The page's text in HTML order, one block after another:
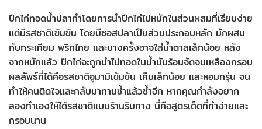
ปีกไก่ทอดน้ำปลาทำโดยการนำปีกไก่ไปหมักในส่วนผสมที่เรียบง่าย
แต่มีรสชาติเข้มข้น โดยมีซอสปลาเป็นส่วนประกอบหลัก มักผสม
กับกระเทียม พริกไทย และบางครั้งอาจใส่น้ำตาลเล็กน้อย หลัง
จากหมักแล้ว ปีกไก่จะถูกนำไปทอดในน้ำมันร้อนจัดจนเหลืองกรอบ
ผลลัพธ์ที่ได้คือรสชาติอูมามิเข้มข้น เค็มเล็กน้อย และหอมกรุ่น จน
ทำให้คนติดใจและกลับมาทานซ้ำแล้วซ้ำอีก หากคุณกำลังอยาก
ลองทำเองให้ได้รสชาติแบบร้านริมทาง นี่คือสูตรเด็ดที่ทำง่ายและ
กรอบนาน